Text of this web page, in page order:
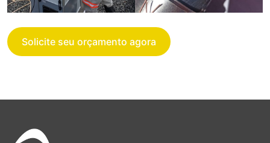
Solicite seu orçamento agora